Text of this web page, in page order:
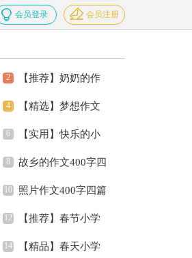
会员登录 会员注册
【推荐】奶奶的作
文400字3篇
【精选】梦想作文
400字4篇
【实用】快乐的小
学作文400字3篇
故乡的作文400字四
篇 照片作文400字四篇
【推荐】春节小学
作文400字四篇
【精品】春天小学